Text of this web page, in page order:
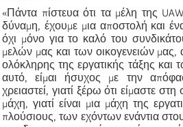
«Πάντα πίστευα ότι τα μέλη της
δύναμη, έχουμε μια αποστολή και
όχι μόνο για το καλό του
μελών μας και των οικογενειών μας,
ολόκληρης της εργατικής τάξης
αυτό, είμαι ήσυχος με την
χρειαστεί, γιατί ξέρω ότι είμαστε
μάχη, γιατί είναι μια μάχη της
πλούσιους, των εχόντων ενάντια